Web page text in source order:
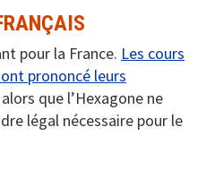
pour la France. Les cours
prononcé leurs
alors que l’Hexagone ne
légal nécessaire pour le